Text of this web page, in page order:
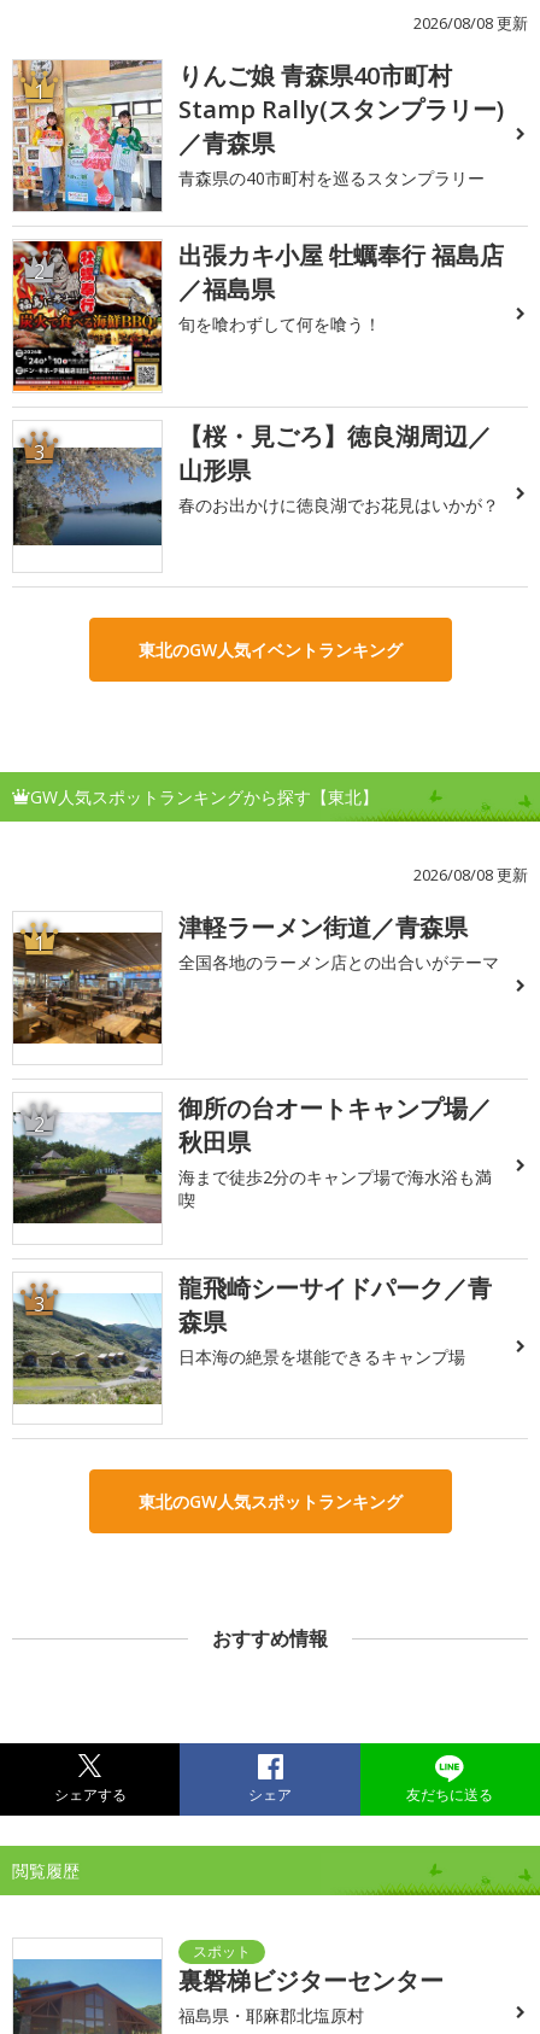
2026/08/08 更新
1
りんご娘 青森県40市町村
Stamp Rally(スタンプラリー)
／青森県
青森県の40市町村を巡るスタンプラリー
2
出張カキ小屋 牡蠣奉行 福島店
／福島県
旬を喰わずして何を喰う！
3
【桜・見ごろ】徳良湖周辺／
山形県
春のお出かけに徳良湖でお花見はいかが？
東北のGW人気イベントランキング
GW人気スポットランキングから探す【東北】
2026/08/08 更新
1 津軽ラーメン街道／青森県
全国各地のラーメン店との出合いがテーマ
2
御所の台オートキャンプ場／
秋田県
海まで徒歩2分のキャンプ場で海水浴も満
喫
3
龍飛崎シーサイドパーク／青
森県
日本海の絶景を堪能できるキャンプ場
東北のGW人気スポットランキング
おすすめ情報
シェアする シェア 友だちに送る
閲覧履歴
裏磐梯ビジターセンター
福島県・耶麻郡北塩原村